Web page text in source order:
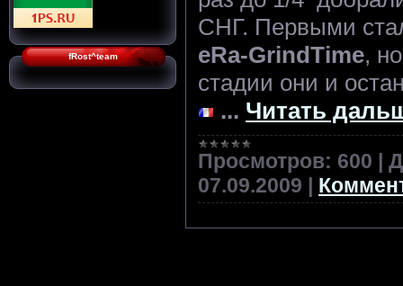
fRost^team
СНГ. Первыми
eRa-GrindTime,
стадии они и
... Читать
Просмотров: 600 |
07.09.2009 |